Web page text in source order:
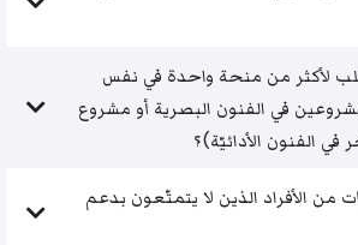
لأكثر من منحة واحدة في نفس
في الفنون البصرية أو مشروع
في الفنون الأدائيّة)؟
من الأفراد الذين لا يتمتّعون بدعم